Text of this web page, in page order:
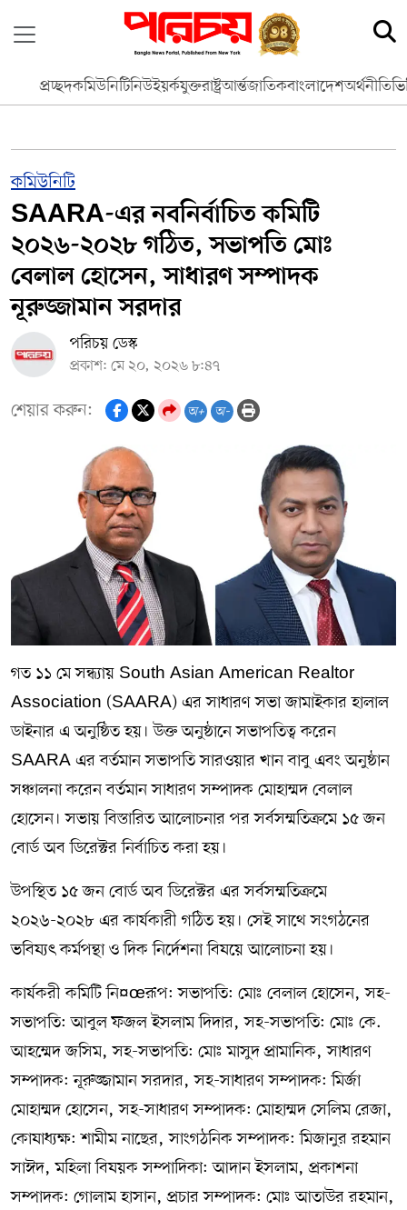
প্রচ্ছদকমিউনিটিনিউইয়র্কযুক্তরাষ্ট্রআর্ন্তজাতিকবাংলাদেশঅর্থনীতি
কমিউনিটি
SAARA-এর নবনির্বাচিত কমিটি
২০২৬-২০২৮ গঠিত, সভাপতি মোঃ
বেলাল হোসেন, সাধারণ সম্পাদক
নূরুজ্জামান সরদার
পরিচয় ডেস্ক
প্রকাশ: মে ২০, ২০২৬ ৮:৪৭
শেয়ার করুন: অ+ অ-
গত ১১ মে সন্ধ্যায় South Asian American Realtor
Association (SAARA) এর সাধারণ সভা জামাইকার হালাল
ডাইনার এ অনুষ্ঠিত হয়। উক্ত অনুষ্ঠানে সভাপতিত্ব করেন
SAARA এর বর্তমান সভাপতি সারওয়ার খান বাবু এবং অনুষ্ঠান
সঞ্চালনা করেন বর্তমান সাধারণ সম্পাদক মোহাম্মদ বেলাল
হোসেন। সভায় বিস্তারিত আলোচনার পর সর্বসম্মতিক্রমে ১৫ জন
বোর্ড অব ডিরেক্টর নির্বাচিত করা হয়।
উপস্থিত ১৫ জন বোর্ড অব ডিরেক্টর এর সর্বসম্মতিক্রমে
২০২৬-২০২৮ এর কার্যকারী গঠিত হয়। সেই সাথে সংগঠনের
ভবিষ্যৎ কর্মপন্থা ও দিক নির্দেশনা বিষয়ে আলোচনা হয়।
কার্যকরী কমিটি নি¤œরূপ: সভাপতি: মোঃ বেলাল হোসেন, সহ-
সভাপতি: আবুল ফজল ইসলাম দিদার, সহ-সভাপতি: মোঃ কে.
আহম্মেদ জসিম, সহ-সভাপতি: মোঃ মাসুদ প্রামানিক, সাধারণ
সম্পাদক: নূরুজ্জামান সরদার, সহ-সাধারণ সম্পাদক: মির্জা
মোহাম্মদ হোসেন, সহ-সাধারণ সম্পাদক: মোহাম্মদ সেলিম রেজা,
কোষাধ্যক্ষ: শামীম নাছের, সাংগঠনিক সম্পাদক: মিজানুর রহমান
সাঈদ, মহিলা বিষয়ক সম্পাদিকা: আদান ইসলাম, প্রকাশনা
সম্পাদক: গোলাম হাসান, প্রচার সম্পাদক: মোঃ আতাউর রহমান,